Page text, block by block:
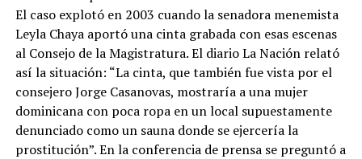
El caso explotó en 2003 cuando la senadora menemista
Leyla Chaya aportó una cinta grabada con esas escenas
al Consejo de la Magistratura. El diario La Nación relató
así la situación: “La cinta, que también fue vista por el
consejero Jorge Casanovas, mostraría a una mujer
dominicana con poca ropa en un local supuestamente
denunciado como un sauna donde se ejercería la
prostitución”. En la conferencia de prensa se preguntó a